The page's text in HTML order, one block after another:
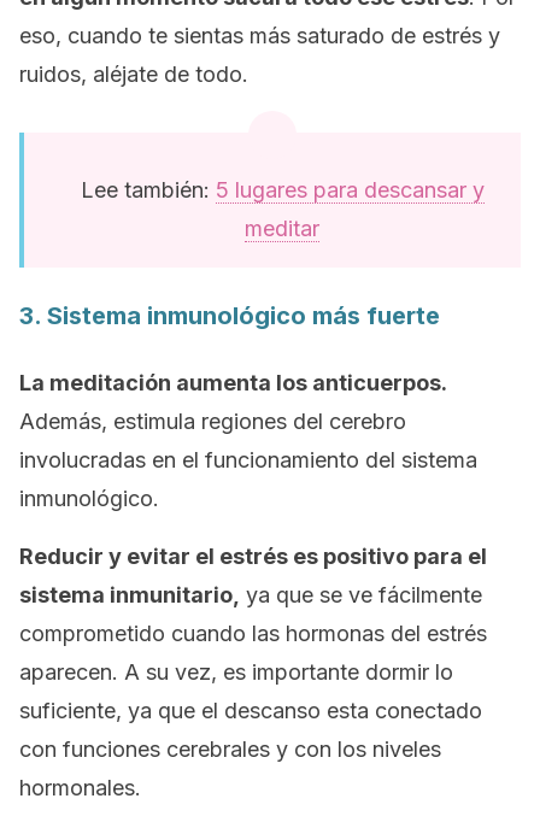
eso, cuando te sientas más saturado de estrés y
ruidos, aléjate de todo.
Lee también: 5 lugares para descansar y
meditar
3. Sistema inmunológico más fuerte
La meditación aumenta los anticuerpos.
Además, estimula regiones del cerebro
involucradas en el funcionamiento del sistema
inmunológico.
Reducir y evitar el estrés es positivo para el
sistema inmunitario, ya que se ve fácilmente
comprometido cuando las hormonas del estrés
aparecen. A su vez, es importante dormir lo
suficiente, ya que el descanso esta conectado
con funciones cerebrales y con los niveles
hormonales.